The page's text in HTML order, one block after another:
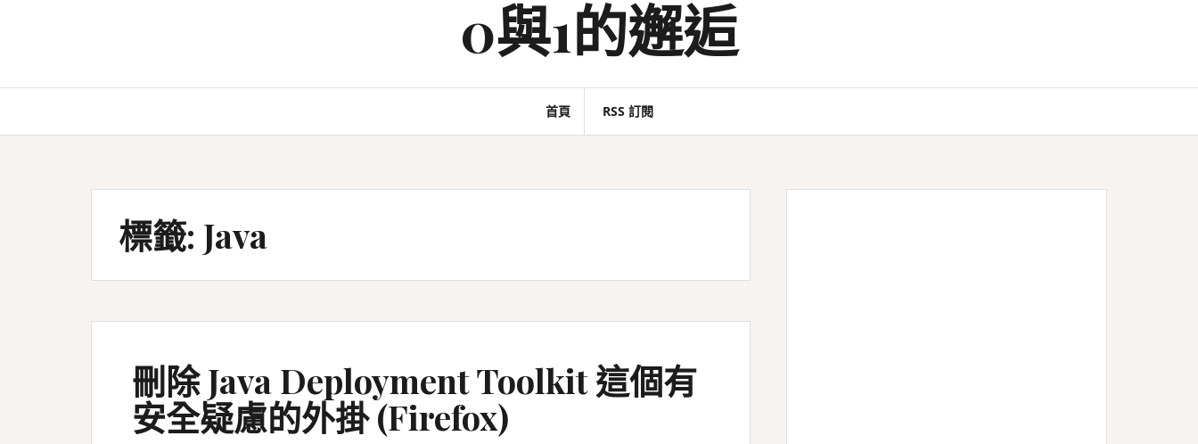
0與1的邂逅
首頁 RSS 訂閱
標籤: Java
刪除 Java Deployment Toolkit 這個有
安全疑慮的外掛 (Firefox)